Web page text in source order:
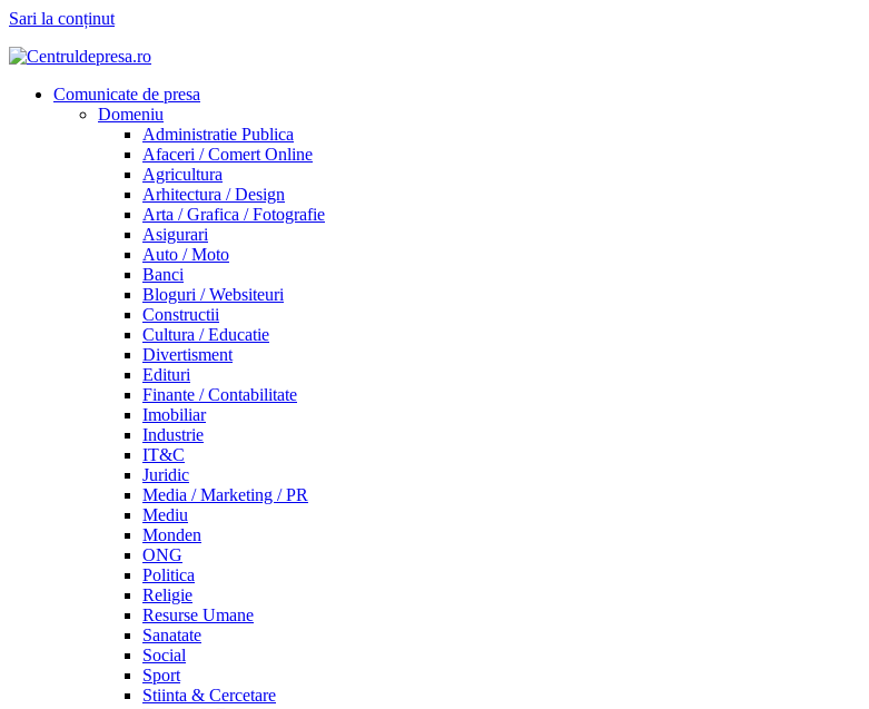
Sari la conținut
Comunicate de presa
Domeniu
Administratie Publica
Afaceri / Comert Online
Agricultura
Arhitectura / Design
Arta / Grafica / Fotografie
Asigurari
Auto / Moto
Banci
Bloguri / Websiteuri
Constructii
Cultura / Educatie
Divertisment
Edituri
Finante / Contabilitate
Imobiliar
Industrie
IT&C
Juridic
Media / Marketing / PR
Mediu
Monden
ONG
Politica
Religie
Resurse Umane
Sanatate
Social
Sport
Stiinta & Cercetare